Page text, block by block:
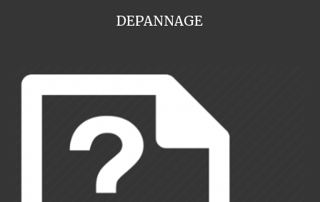
DEPANNAGE